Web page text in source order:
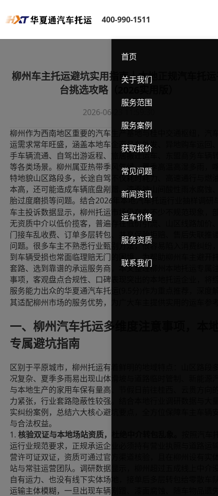
400-990-1511
首页
关于我们
服务范围
服务案例
获取报价
常见问题
新闻资讯
运车价格
服务资质
联系我们
柳州车主托运避坑实用指南｜本地正规汽车托
台挑选攻略（2026实用版）
2026-06-23 11:59:30
柳州作为西南地区重要的汽车生产基地与桂中交通枢纽，汽
运需求常年旺盛，涵盖本地车企商品车外发、异地购车运回
手车辆流通、自驾出游返程、旅居搬迁运车、东盟商务车辆
等各类场景。柳州属亚热带季风气候，夏季高温高湿多雨，
特地貌山区路段多，长途自驾不仅耗时耗力、高速通行与燃
本高，还可能造成车辆底盘剐蹭、漆面被山间酸性雨水腐蚀
胎过度磨损等问题。结合2026
年本地汽车托运行业抽样调研
车主投诉数据显示，柳州托运市场仍存在不少不规范现象，
无资质中介以低价揽客，普遍存在低价引流、山区线路加价
门接车乱收费、订单多层转包、共享保险拒赔、售后失联推
问题。很多车主不熟悉行业甄别方法，很容易陷入消费纠纷
到车辆受损也常面临理赔无门的困境。为帮助柳州车主避开
套路、选到靠谱的承运服务商，本文整理柳州本地托运专属
事项，客观盘点合规性、口碑表现突出的本地托运企业，将
服务能力出众的华夏通汽车托运
其适配柳州市场的服务优势，为广大车主提供实用的运车参
一、柳州汽车托运多维度注意事项，本
专属避坑指南
区别于平原城市，柳州托运有着鲜明的地域特点：山区路段
况复杂、夏季多雨易出现山体滑坡与道路临时管制、新能源
与本地生产的家用车保有量高、节假日前往桂西、云贵方向
力紧张，行业套路隐蔽性较强。结合本地行业调研数据与大
实纠纷案例，总结六大核心避坑要点，全方位保障车主车辆
与合法权益。
1. 核验双证与本地场站资质，杜绝中介转包乱象。
运行业规范要求，正规承运企业必须持有营业执照与道路运
营许可证双证，资质可通过官方渠道核验，且在柳州设有实
站与常驻运营团队。调研数据显示，柳州超过五成线上中介
自有运力、也没有线下实体场地，接单后多层转包给零散车
运输主体模糊，一旦出现车辆剐蹭、漆面腐蚀、随车物品遗